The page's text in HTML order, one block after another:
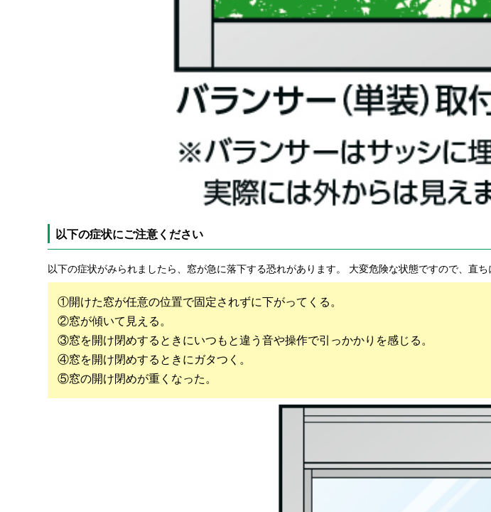
以下の症状にご注意ください
以下の症状がみられましたら、窓が急に落下する恐れがあります。 大変危険な状態ですので、直
①開けた窓が任意の位置で固定されずに下がってくる。
②窓が傾いて見える。
③窓を開け閉めするときにいつもと違う音や操作で引っかかりを感じる。
④窓を開け閉めするときにガタつく。
⑤窓の開け閉めが重くなった。